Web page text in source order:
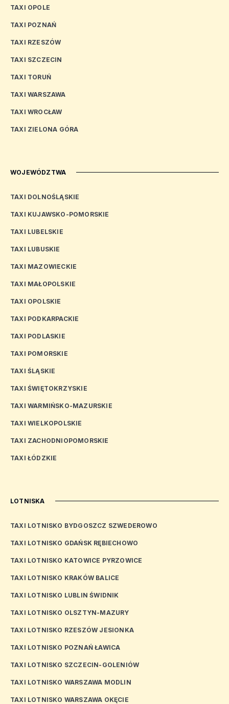
TAXI OPOLE
TAXI POZNAŃ
TAXI RZESZÓW
TAXI SZCZECIN
TAXI TORUŃ
TAXI WARSZAWA
TAXI WROCŁAW
TAXI ZIELONA GÓRA
WOJEWÓDZTWA
TAXI DOLNOŚLĄSKIE
TAXI KUJAWSKO-POMORSKIE
TAXI LUBELSKIE
TAXI LUBUSKIE
TAXI MAZOWIECKIE
TAXI MAŁOPOLSKIE
TAXI OPOLSKIE
TAXI PODKARPACKIE
TAXI PODLASKIE
TAXI POMORSKIE
TAXI ŚLĄSKIE
TAXI ŚWIĘTOKRZYSKIE
TAXI WARMIŃSKO-MAZURSKIE
TAXI WIELKOPOLSKIE
TAXI ZACHODNIOPOMORSKIE
TAXI ŁÓDZKIE
LOTNISKA
TAXI LOTNISKO BYDGOSZCZ SZWEDEROWO
TAXI LOTNISKO GDAŃSK RĘBIECHOWO
TAXI LOTNISKO KATOWICE PYRZOWICE
TAXI LOTNISKO KRAKÓW BALICE
TAXI LOTNISKO LUBLIN ŚWIDNIK
TAXI LOTNISKO OLSZTYN-MAZURY
TAXI LOTNISKO RZESZÓW JESIONKA
TAXI LOTNISKO POZNAŃ ŁAWICA
TAXI LOTNISKO SZCZECIN-GOLENIÓW
TAXI LOTNISKO WARSZAWA MODLIN
TAXI LOTNISKO WARSZAWA OKĘCIE